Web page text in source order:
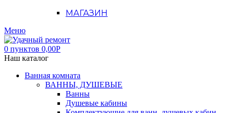
МАГАЗИН
Меню
0 пунктов 0,00Р
Наш каталог
Ванная комната
ВАННЫ, ДУШЕВЫЕ
Ванны
Душевые кабины